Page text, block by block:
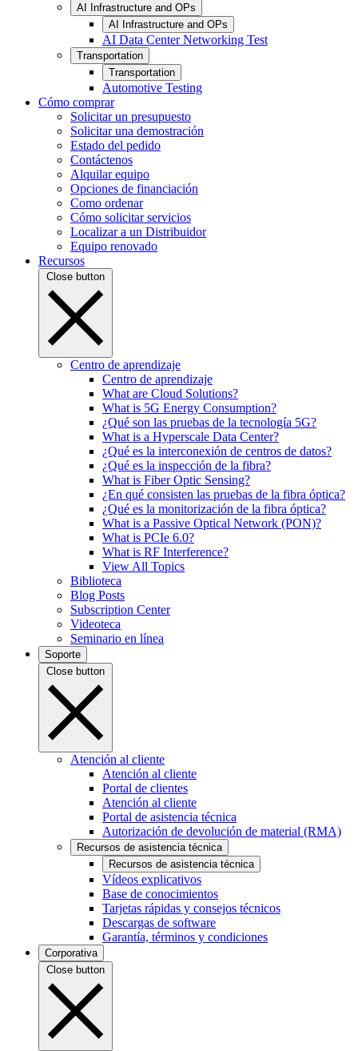
AI Infrastructure and OPs
AI Infrastructure and OPs
AI Data Center Networking Test
Transportation
Transportation
Automotive Testing
Cómo comprar
Solicitar un presupuesto
Solicitar una demostración
Estado del pedido
Contáctenos
Alquilar equipo
Opciones de financiación
Como ordenar
Cómo solicitar servicios
Localizar a un Distribuidor
Equipo renovado
Recursos
Close button
Centro de aprendizaje
Centro de aprendizaje
What are Cloud Solutions?
What is 5G Energy Consumption?
¿Qué son las pruebas de la tecnología 5G?
What is a Hyperscale Data Center?
¿Qué es la interconexión de centros de datos?
¿Qué es la inspección de la fibra?
What is Fiber Optic Sensing?
¿En qué consisten las pruebas de la fibra óptica?
¿Qué es la monitorización de la fibra óptica?
What is a Passive Optical Network (PON)?
What is PCIe 6.0?
What is RF Interference?
View All Topics
Biblioteca
Blog Posts
Subscription Center
Videoteca
Seminario en línea
Soporte
Close button
Atención al cliente
Atención al cliente
Portal de clientes
Atención al cliente
Portal de asistencia técnica
Autorización de devolución de material (RMA)
Recursos de asistencia técnica
Recursos de asistencia técnica
Vídeos explicativos
Base de conocimientos
Tarjetas rápidas y consejos técnicos
Descargas de software
Garantía, términos y condiciones
Corporativa
Close button